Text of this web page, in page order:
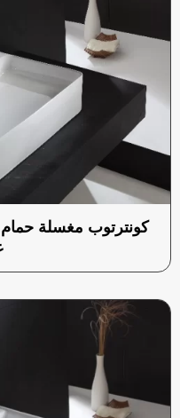
كونترتوب مغسلة